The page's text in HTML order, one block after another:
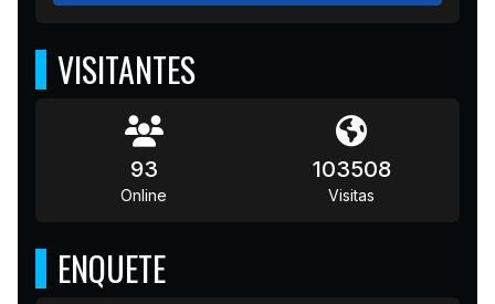
VISITANTES
93
Online
103508
Visitas
ENQUETE